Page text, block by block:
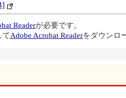
Readerが必要です。
てAdobe Acrobat Readerをダウンロ